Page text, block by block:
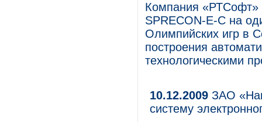
Компания «РТСофт»
SPRECON-E-C на
Олимпийских игр в
построения
технологическими
10.12.2009 ЗАО
систему